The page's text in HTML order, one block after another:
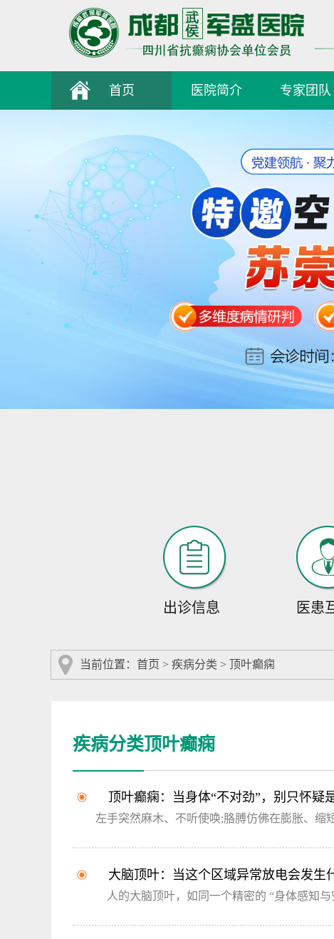
首页 医院简介 专家团队
出诊信息 医患
当前位置： 首页 > 疾病分类 > 顶叶癫痫
疾病分类顶叶癫痫
顶叶癫痫：当身体“不对劲”，别只怀疑
左手突然麻木、不听使唤;胳膊仿佛在膨胀、缩
大脑顶叶：当这个区域异常放电会发生
人的大脑顶叶，如同一个精密的 “身体感知与